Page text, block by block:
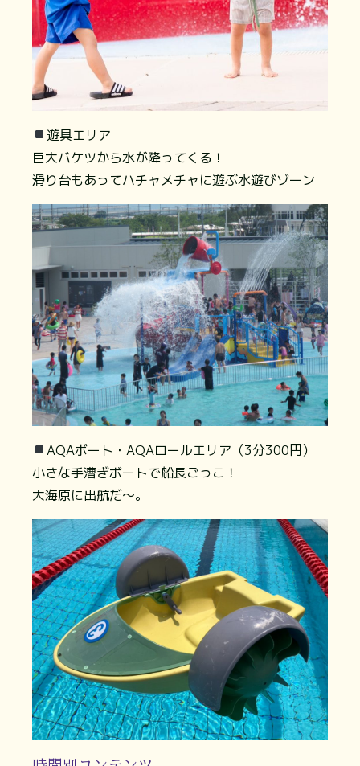
遊具エリア
巨大バケツから水が降ってくる！
滑り台もあってハチャメチャに遊ぶ水遊びゾーン
AQAボート・AQAロールエリア（3分300円）
小さな手漕ぎボートで船長ごっこ！
大海原に出航だ〜。